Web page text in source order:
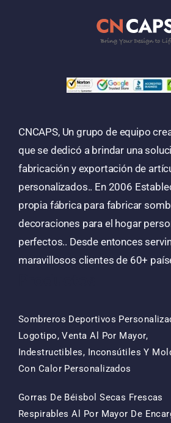
CNCAPS, Un grupo de equipo
que se dedicó a brindar una
fabricación y exportación de
personalizados.. En 2006
propia fábrica para fabricar
decoraciones para el hogar
perfectos.. Desde entonces
maravillosos clientes de 60+
Sombreros Deportivos
Logotipo, Venta Al Por Mayor,
Indestructibles, Inconsútiles Y
Con Calor Personalizados
Original
Era:
Actual
Es:
Gorras De Béisbol Secas Frescas
Respirables Al Por Mayor De